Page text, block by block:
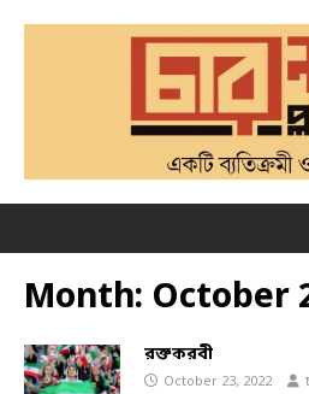
Month: October
রক্তকরবী
October 23, 2022